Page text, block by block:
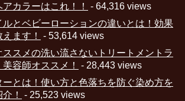
カラーはこれ！！
- 64,316 views
ルとベビーローションの違いとは！効果
ます！
- 53,614 views
ススメの洗い流さないトリートメントラ
容師オススメ！
- 28,443 views
ーとは！使い方と色落ちを防ぐ染め方を
！
- 25,523 views